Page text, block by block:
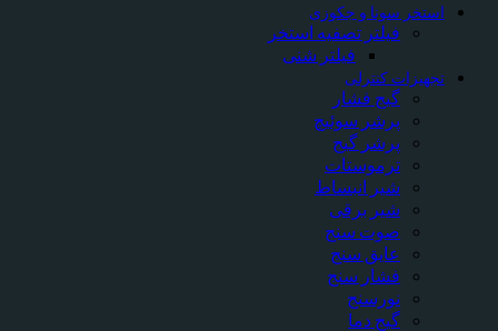
استخر سونا و جکوزی
فیلتر تصفیه استخر
فیلتر شنی
تجهیزات کنترلی
گیج فشار
پرشر سوئیچ
پرشر گیج
ترموستات
شیر انبساط
شیر برقی
صوت سنج
عایق سنج
فشار سنج
نورسنج
گیج دما